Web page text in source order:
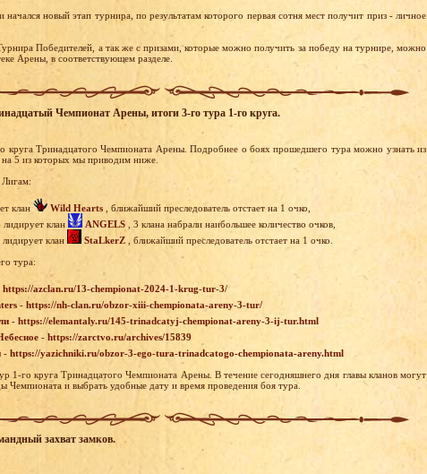
начался новый этап турнира, по результатам которого первая сотня мест получит приз - личное
Победителей, а так же с призами, которые можно получить за победу на турнире, можно
Арены, в соответствующем разделе.
Чемпионат Арены, итоги 3-го тура 1-го круга.
круга Тринадцатого Чемпионата Арены. Подробнее о боях прошедшего тура можно узнать из
на 5 из которых мы приводим ниже.
клан Wild Hearts , ближайший преследователь отстает на 1 очко,
клан
ANGELS , 3 клана набрали наибольшее количество очков,
клан
StaLkerZ , ближайший преследователь отстает на 1 очко.
тура:
https://azclan.ru/13-chempionat-2024-1-krug-tur-3/
- https://nh-clan.ru/obzor-xiii-chempionata-areny-3-tur/
- https://elemantaly.ru/145-trinadcatyj-chempionat-areny-3-ij-tur.html
- https://zarctvo.ru/archives/15839
- https://yazichniki.ru/obzor-3-ego-tura-trinadcatogo-chempionata-areny.html
1-го круга Тринадцатого Чемпионата Арены. В течение сегодняшнего дня главы кланов могут
Чемпионата и выбрать удобные дату и время проведения боя тура.
захват замков.